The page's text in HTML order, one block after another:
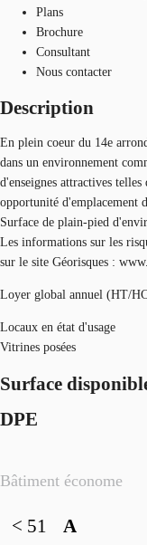
Plans
Brochure
Consultant
Nous contacter
Description
En plein coeur du 14e
dans un environnement
d'enseignes attractives
opportunité d'emplacement
Surface de plain-pied
Les informations sur les
sur le site Géorisques :
Loyer global annuel (HT/
Locaux en état d'usage
Vitrines posées
Surface
DPE
Bâtiment économe
A
< 51